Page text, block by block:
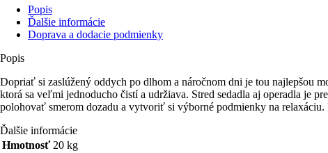
Popis
Ďalšie informácie
Doprava a dodacie podmienky
Popis
Dopriať si zaslúžený oddych po dlhom a náročnom dni je tou najlepšou
ktorá sa veľmi jednoducho čistí a udržiava. Stred sedadla aj operadla je
polohovať smerom dozadu a vytvoriť si výborné podmienky na
Ďalšie informácie
Hmotnosť 20 kg